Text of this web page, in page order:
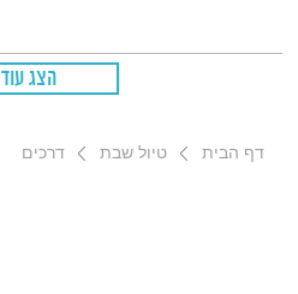
הצג עוד
דף הבית טיול שבת דרכים